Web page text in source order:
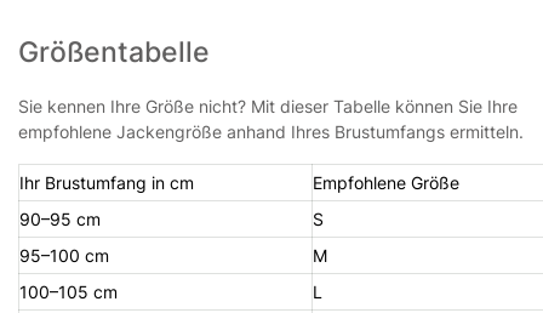
Größentabelle
Sie kennen Ihre Größe nicht? Mit dieser Tabelle können Sie Ihre
empfohlene Jackengröße anhand Ihres Brustumfangs ermitteln.
Ihr Brustumfang in cm
Empfohlene Größe
90–95 cm
S
95–100 cm
M
100–105 cm
L